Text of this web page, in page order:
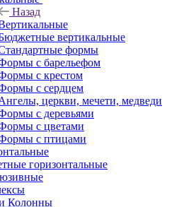
Назад
вертикальные
формы
с барельефом
с крестом
с сердцем
церкви, мечети, медведи
с деревьями
с цветами
с птицами
горизонтальные
Колонны